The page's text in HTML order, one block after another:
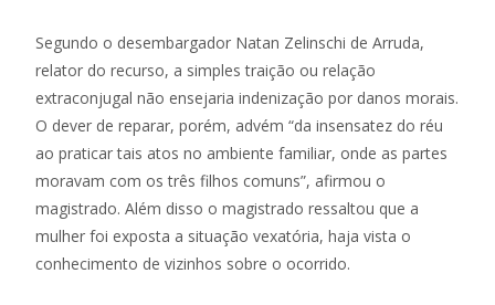
Segundo o desembargador Natan Zelinschi de Arruda,
relator do recurso, a simples traição ou relação
extraconjugal não ensejaria indenização por danos morais.
O dever de reparar, porém, advém “da insensatez do réu
ao praticar tais atos no ambiente familiar, onde as partes
moravam com os três filhos comuns”, afirmou o
magistrado. Além disso o magistrado ressaltou que a
mulher foi exposta a situação vexatória, haja vista o
conhecimento de vizinhos sobre o ocorrido.